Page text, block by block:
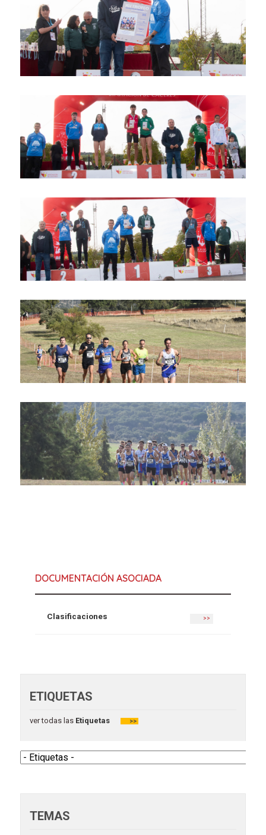
DOCUMENTACIÓN ASOCIADA
Clasificaciones >>
ETIQUETAS
ver todas las Etiquetas >>
TEMAS